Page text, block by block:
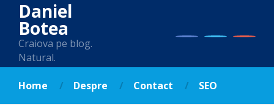
Daniel
Botea
Craiova pe blog.
Natural.
Home Despre Contact SEO